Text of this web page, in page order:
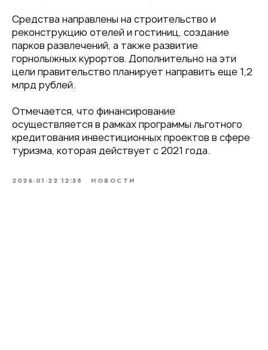
Средства направлены на строительство и
реконструкцию отелей и гостиниц, создание
парков развлечений, а также развитие
горнолыжных курортов. Дополнительно на эти
цели правительство планирует направить еще 1,2
млрд рублей.
Отмечается, что финансирование
осуществляется в рамках программы льготного
кредитования инвестиционных проектов в сфере
туризма, которая действует с 2021 года.
2026-01-22 12:58 НОВОСТИ